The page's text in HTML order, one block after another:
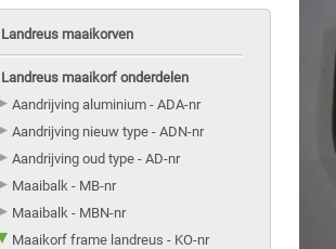
Landreus maaikorven
Landreus maaikorf onderdelen
Aandrijving aluminium - ADA-nr
Aandrijving nieuw type - ADN-nr
Aandrijving oud type - AD-nr
Maaibalk - MB-nr
Maaibalk - MBN-nr
Maaikorf frame landreus - KO-nr